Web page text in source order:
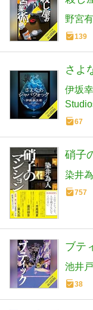
野宮有
139
さよ
伊坂
67
硝子
染井
757
ブテ
池井
38